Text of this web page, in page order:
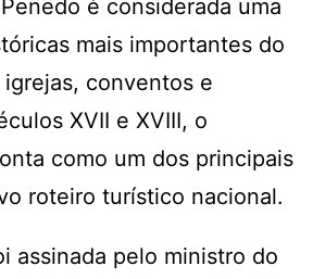
é considerada uma
mais importantes do
conventos e
XVII e XVIII, o
como um dos principais
roteiro turístico nacional.
assinada pelo ministro do